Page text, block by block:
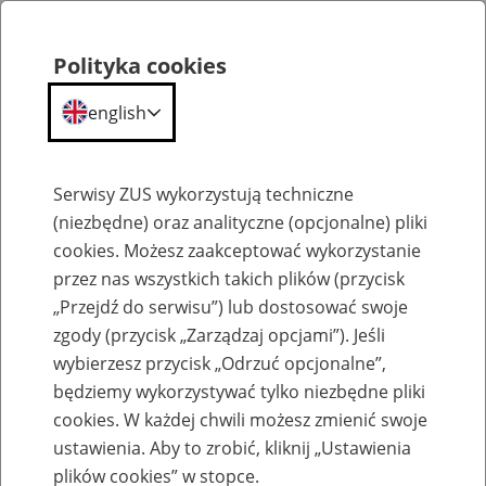
Rozliczenia z ZUS
Kalkulator odsetkowy dla osób
zobowiązanych do zwrotu
Polityka cookies
english
Serwisy ZUS wykorzystują techniczne
(niezbędne) oraz analityczne (opcjonalne) pliki
cookies. Możesz zaakceptować wykorzystanie
przez nas wszystkich takich plików (przycisk
„Przejdź do serwisu”) lub dostosować swoje
zgody (przycisk „Zarządzaj opcjami”). Jeśli
wybierzesz przycisk „Odrzuć opcjonalne”,
będziemy wykorzystywać tylko niezbędne pliki
cookies. W każdej chwili możesz zmienić swoje
ustawienia. Aby to zrobić, kliknij „Ustawienia
plików cookies” w stopce.